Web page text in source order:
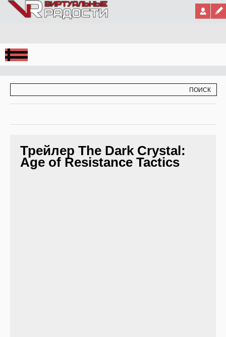
Jump to Navigation
Трейлер The Dark Crystal:
Age of Resistance Tactics